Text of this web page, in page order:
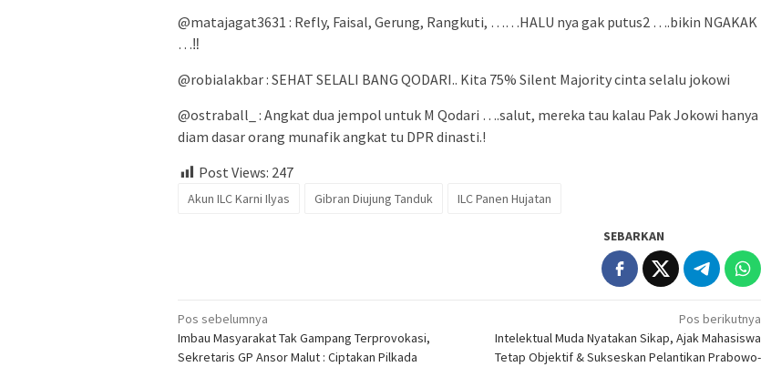
@matajagat3631 : Refly, Faisal, Gerung, Rangkuti, ……HALU nya gak putus2 ….bikin NGAKAK
…‼️
@robialakbar : SEHAT SELALI BANG QODARI.. Kita 75% Silent Majority cinta selalu jokowi
@ostraball_ : Angkat dua jempol untuk M Qodari ….salut, mereka tau kalau Pak Jokowi hanya
diam dasar orang munafik angkat tu DPR dinasti.!
Post Views: 247
Akun ILC Karni Ilyas Gibran Diujung Tanduk ILC Panen Hujatan
SEBARKAN
Navigasi
pos
Pos sebelumnya
Imbau Masyarakat Tak Gampang Terprovokasi,
Sekretaris GP Ansor Malut : Ciptakan Pilkada
Pos berikutnya
Intelektual Muda Nyatakan Sikap, Ajak Mahasiswa
Tetap Objektif & Sukseskan Pelantikan Prabowo-